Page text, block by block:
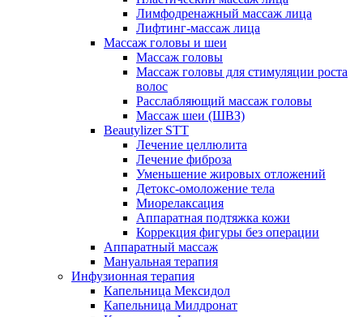
Лимфодренажный массаж лица
Лифтинг-массаж лица
Массаж головы и шеи
Массаж головы
Массаж головы для стимуляции роста
волос
Расслабляющий массаж головы
Массаж шеи (ШВЗ)
Beautylizer STT
Лечение целлюлита
Лечение фиброза
Уменьшение жировых отложений
Детокс-омоложение тела
Миорелаксация
Аппаратная подтяжка кожи
Коррекция фигуры без операции
Аппаратный массаж
Мануальная терапия
Инфузионная терапия
Капельница Мексидол
Капельница Милдронат